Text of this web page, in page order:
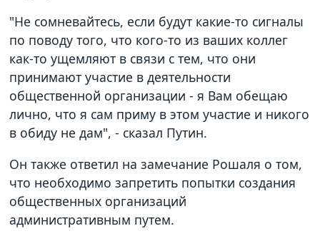
"Не сомневайтесь, если будут какие-то сигналы
по поводу того, что кого-то из ваших коллег
как-то ущемляют в связи с тем, что они
принимают участие в деятельности
общественной организации - я Вам обещаю
лично, что я сам приму в этом участие и никого
в обиду не дам", - сказал Путин.
Он также ответил на замечание Рошаля о том,
что необходимо запретить попытки создания
общественных организаций
административным путем.